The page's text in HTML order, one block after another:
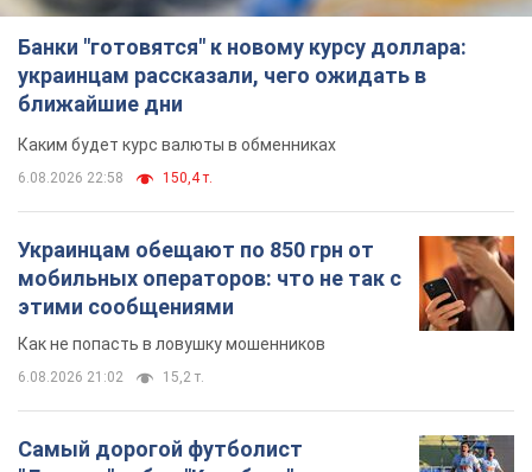
Украинцам обещают по 850 грн от
мобильных операторов: что не так с
этими сообщениями
Как не попасть в ловушку мошенников
6.08.2026 21:02 15,2 т.
Самый дорогой футболист
"Динамо" забил "Карабаху" уже на
10-й минуте матча. Видео
Поединок проходит в Польше
6.08.2026 20:48 6,5 т.